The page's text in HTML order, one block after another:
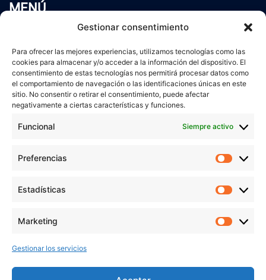
Gestionar consentimiento
Para ofrecer las mejores experiencias, utilizamos tecnologías como las
cookies para almacenar y/o acceder a la información del dispositivo. El
consentimiento de estas tecnologías nos permitirá procesar datos como
el comportamiento de navegación o las identificaciones únicas en este
sitio. No consentir o retirar el consentimiento, puede afectar
negativamente a ciertas características y funciones.
Funcional Siempre activo
Preferencias
Estadísticas
Marketing
Gestionar los servicios
MENÚ
Servicios
Blog
Contacto
Aviso Legal
Política de cookies
veronicaruiz.es
está bajo
NoComercial 4.0 Internacional
MÁS NOVEDADES EN MIS REDES